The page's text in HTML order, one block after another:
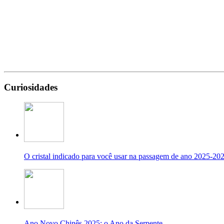
Curiosidades
O cristal indicado para você usar na passagem de ano 2025-